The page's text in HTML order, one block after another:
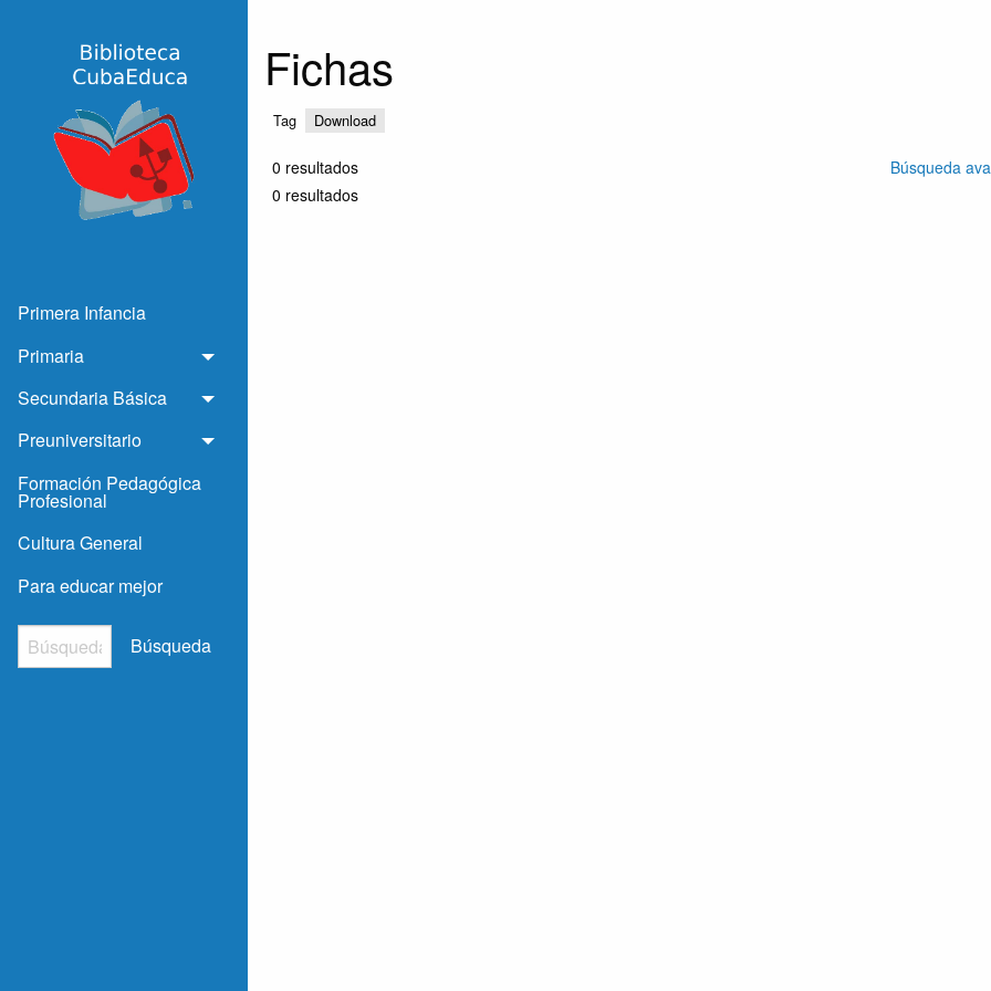
CubaEduca
Primera Infancia
Primaria
Toggle menu
Secundaria Básica
Toggle menu
Preuniversitario
Toggle menu
Formación Pedagógica
Profesional
Cultura General
Para educar mejor
Búsqueda
Fichas
Tag Download
0 resultados Búsqueda
0 resultados